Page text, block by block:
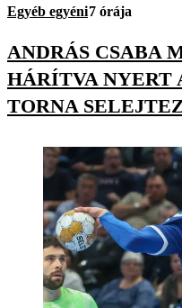
Egyéb egyéni7 órája
ANDRÁS CSABA
HÁRÍTVA
TORNA